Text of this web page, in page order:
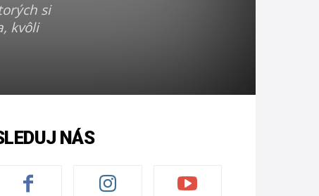
si
kvôli
NÁS